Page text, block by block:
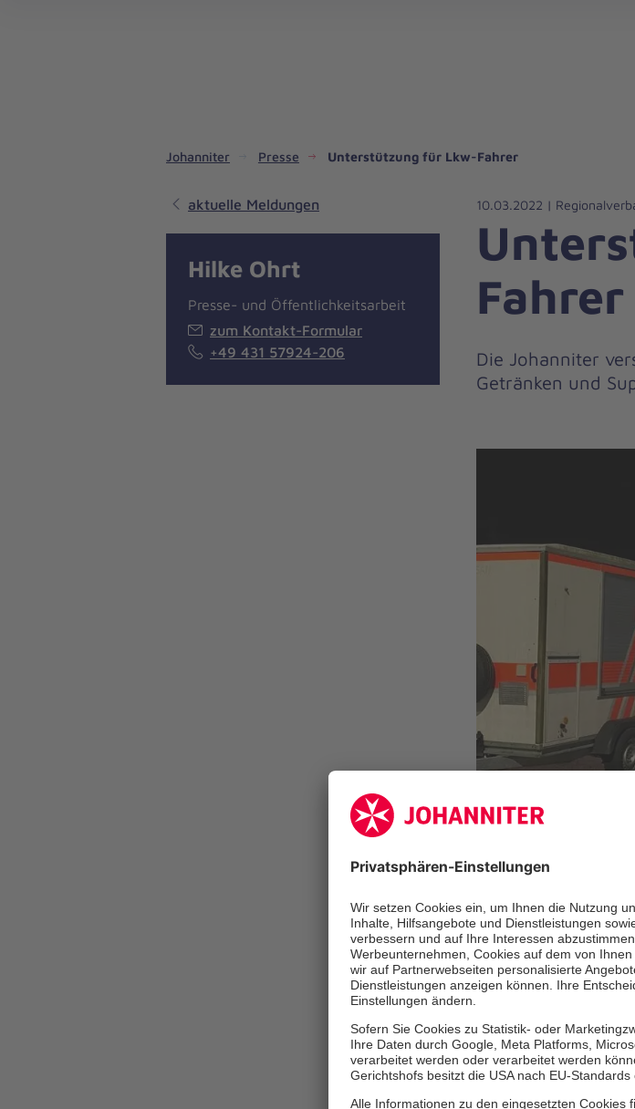
Johanniter Presse Unterstützung für Lkw-Fahrer
10.03.2022 |
Fahrer
Die Johanniter
Getränken und
Der
Fahrer,
Einige
Tagen
Klaipeda
Wir
aktuelle Meldungen
Hilke Ohrt
Presse- und Öffentlichkeitsarbeit
zum Kontakt-Formular
+49 431 57924-206